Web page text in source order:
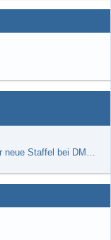
Die Modellbauer - Das Duell | Bewerbung für neue Staffel bei DMAX *Werbung*